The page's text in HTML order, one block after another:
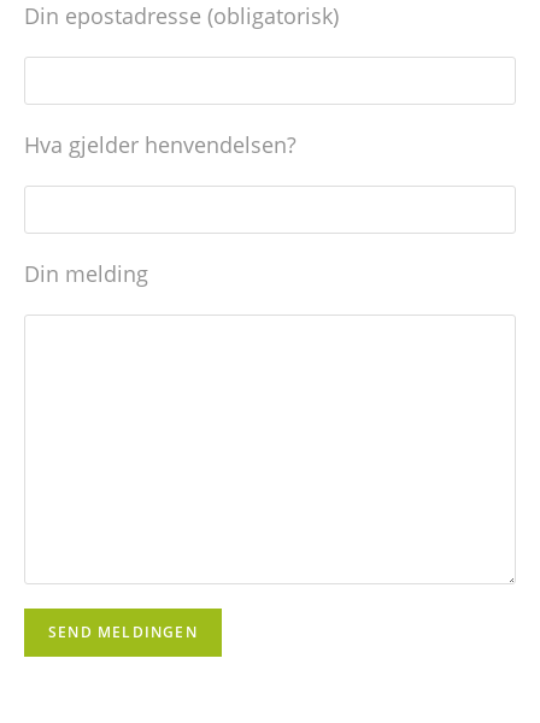
Din epostadresse (obligatorisk)
Hva gjelder henvendelsen?
Din melding